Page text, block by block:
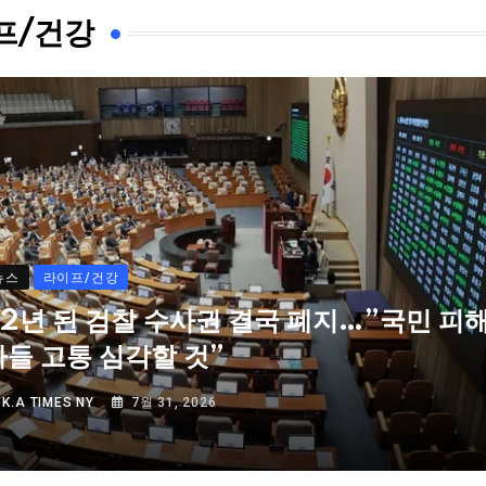
/건강
스 라이프/건강
년 된 검찰 수사권 결국 폐지…”국민 피
들 고통 심각할 것”
K.A TIMES NY 7월 31, 2026